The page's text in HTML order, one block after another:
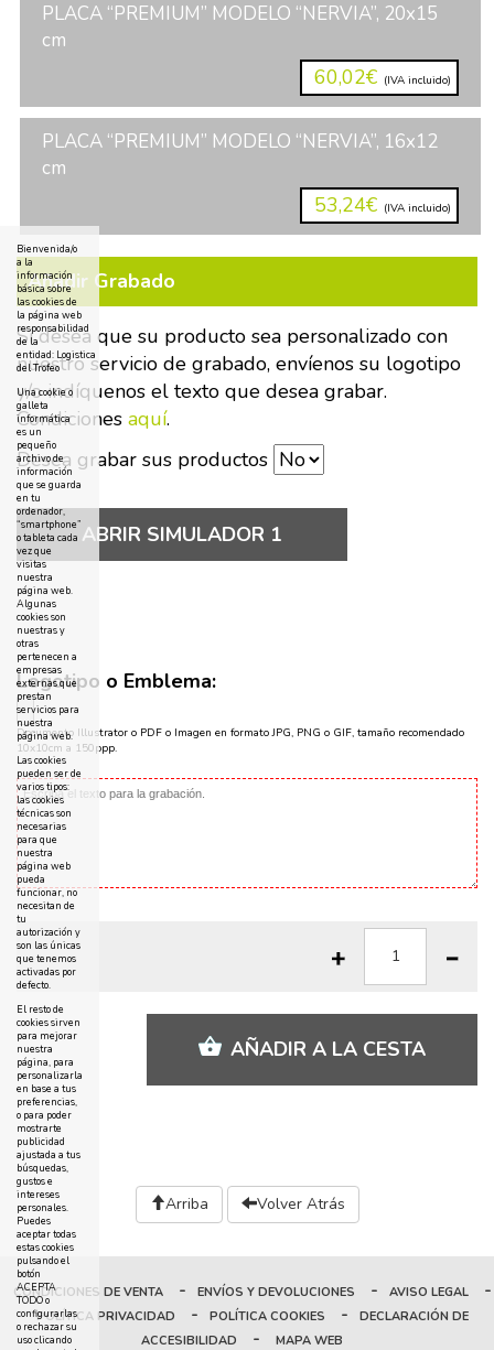
PLACA “PREMIUM” MODELO “NERVIA”, 20x15
cm
60,02€ (IVA incluido)
PLACA “PREMIUM” MODELO “NERVIA”, 16x12
cm
53,24€ (IVA incluido)
Añadir Grabado
Si desea que su producto sea personalizado con
nuestro servicio de grabado, envíenos su logotipo
y/o indíquenos el texto que desea grabar.
Condiciones aquí.
Desea grabar sus productos
ABRIR SIMULADOR 1
Logotipo o Emblema:
Documento Illustrator o PDF o Imagen en formato JPG, PNG o GIF, tamaño recomendado
10x10cm a 150ppp.
AÑADIR A LA CESTA
Arriba Volver Atrás
CONDICIONES DE VENTA - ENVÍOS Y DEVOLUCIONES - AVISO LEGAL -
POLÍTICA PRIVACIDAD - POLÍTICA COOKIES -
DECLARACIÓN DE
ACCESIBILIDAD
- MAPA WEB
Bienvenida/o
a la
información
básica sobre
las cookies de
la página web
responsabilidad
de la
entidad: Logistica
del Trofeo
Una cookie o
galleta
informática
es un
pequeño
archivo de
información
que se guarda
en tu
ordenador,
“smartphone”
o tableta cada
vez que
visitas
nuestra
página web.
Algunas
cookies son
nuestras y
otras
pertenecen a
empresas
externas que
prestan
servicios para
nuestra
página web.
Las cookies
pueden ser de
varios tipos:
las cookies
técnicas son
necesarias
para que
nuestra
página web
pueda
funcionar, no
necesitan de
tu
autorización y
son las únicas
que tenemos
activadas por
defecto.
El resto de
cookies sirven
para mejorar
nuestra
página, para
personalizarla
en base a tus
preferencias,
o para poder
mostrarte
publicidad
ajustada a tus
búsquedas,
gustos e
intereses
personales.
Puedes
aceptar todas
estas cookies
pulsando el
botón
ACEPTA
TODO o
configurarlas
o rechazar su
uso clicando